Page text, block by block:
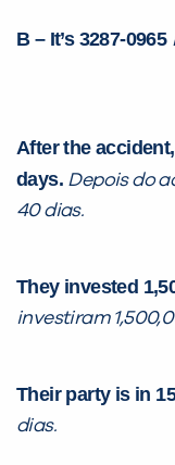
B – It’s 3287-0965
After the
days. Depois do
40 dias.
They invested
investiram
Their party is in
dias.